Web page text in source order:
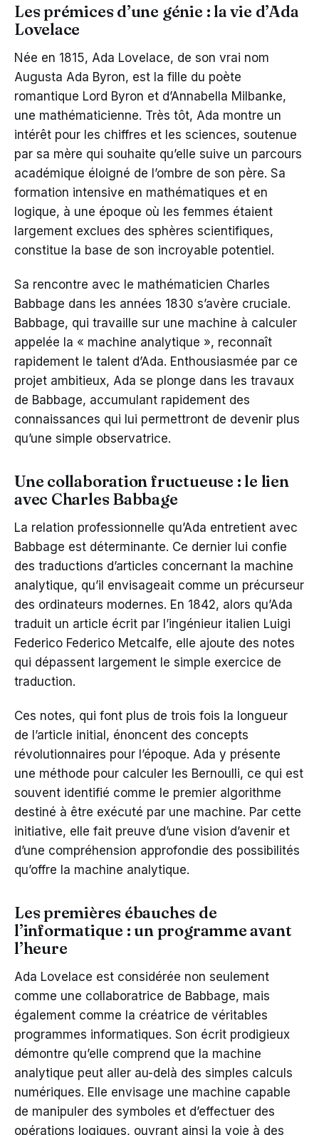
Les prémices d’une génie : la vie d’Ada
Lovelace
Née en 1815, Ada Lovelace, de son vrai nom
Augusta Ada Byron, est la fille du poète
romantique Lord Byron et d’Annabella Milbanke,
une mathématicienne. Très tôt, Ada montre un
intérêt pour les chiffres et les sciences, soutenue
par sa mère qui souhaite qu’elle suive un parcours
académique éloigné de l’ombre de son père. Sa
formation intensive en mathématiques et en
logique, à une époque où les femmes étaient
largement exclues des sphères scientifiques,
constitue la base de son incroyable potentiel.
Sa rencontre avec le mathématicien Charles
Babbage dans les années 1830 s’avère cruciale.
Babbage, qui travaille sur une machine à calculer
appelée la « machine analytique », reconnaît
rapidement le talent d’Ada. Enthousiasmée par ce
projet ambitieux, Ada se plonge dans les travaux
de Babbage, accumulant rapidement des
connaissances qui lui permettront de devenir plus
qu’une simple observatrice.
Une collaboration fructueuse : le lien
avec Charles Babbage
La relation professionnelle qu’Ada entretient avec
Babbage est déterminante. Ce dernier lui confie
des traductions d’articles concernant la machine
analytique, qu’il envisageait comme un précurseur
des ordinateurs modernes. En 1842, alors qu’Ada
traduit un article écrit par l’ingénieur italien Luigi
Federico Federico Metcalfe, elle ajoute des notes
qui dépassent largement le simple exercice de
traduction.
Ces notes, qui font plus de trois fois la longueur
de l’article initial, énoncent des concepts
révolutionnaires pour l’époque. Ada y présente
une méthode pour calculer les Bernoulli, ce qui est
souvent identifié comme le premier algorithme
destiné à être exécuté par une machine. Par cette
initiative, elle fait preuve d’une vision d’avenir et
d’une compréhension approfondie des possibilités
qu’offre la machine analytique.
Les premières ébauches de
l’informatique : un programme avant
l’heure
Ada Lovelace est considérée non seulement
comme une collaboratrice de Babbage, mais
également comme la créatrice de véritables
programmes informatiques. Son écrit prodigieux
démontre qu’elle comprend que la machine
analytique peut aller au-delà des simples calculs
numériques. Elle envisage une machine capable
de manipuler des symboles et d’effectuer des
opérations logiques, ouvrant ainsi la voie à des